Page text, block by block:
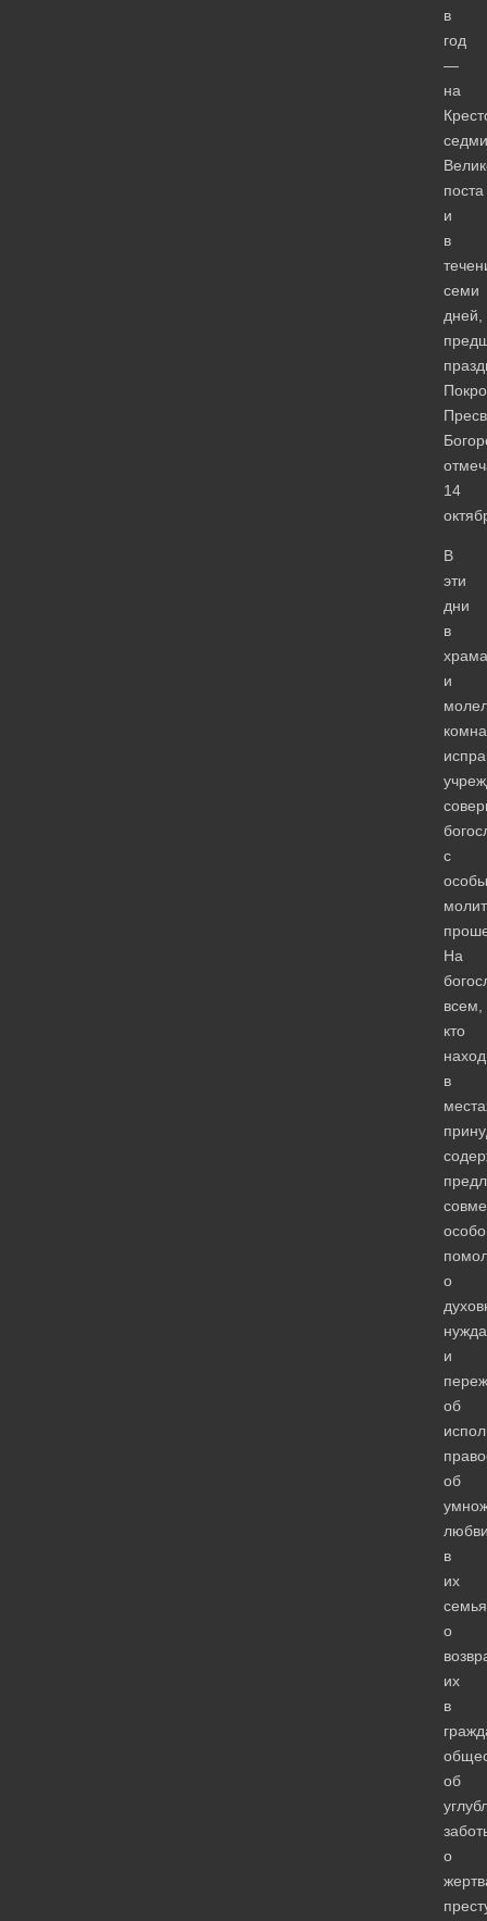
в
год
—
на
поста
и
в
семи
дней,
14
В
эти
дни
в
и
с
На
всем,
кто
в
особо
о
и
об
об
в
их
о
их
в
об
о